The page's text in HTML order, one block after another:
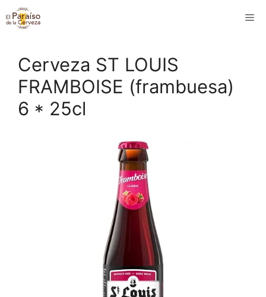
Saltar
al
Cerveza ST LOUIS
FRAMBOISE (frambuesa)
6 * 25cl